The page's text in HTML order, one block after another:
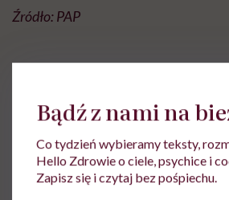
Źródło: PAP
redakcja Hello
Zobacz profil
Bądź z nami na
Co tydzień wybieramy teksty,
Hello Zdrowie o ciele, psychice i
Zapisz się i czytaj bez pośpiechu.